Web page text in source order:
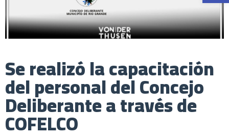
Se realizó la capacitación
del personal del Concejo
Deliberante a través de
COFELCO